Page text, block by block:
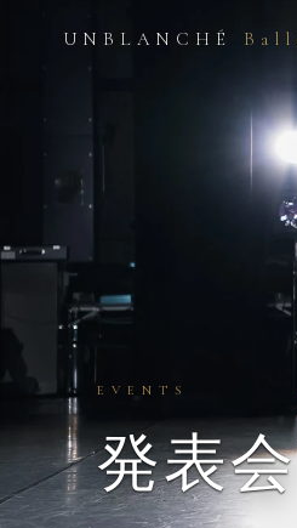
UNBLANCHÉ
EVENTS
発表会